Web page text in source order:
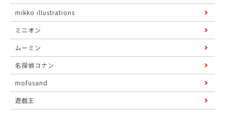
mikko illustrations
ミニオン
ムーミン
名探偵コナン
mofusand
遊戯王